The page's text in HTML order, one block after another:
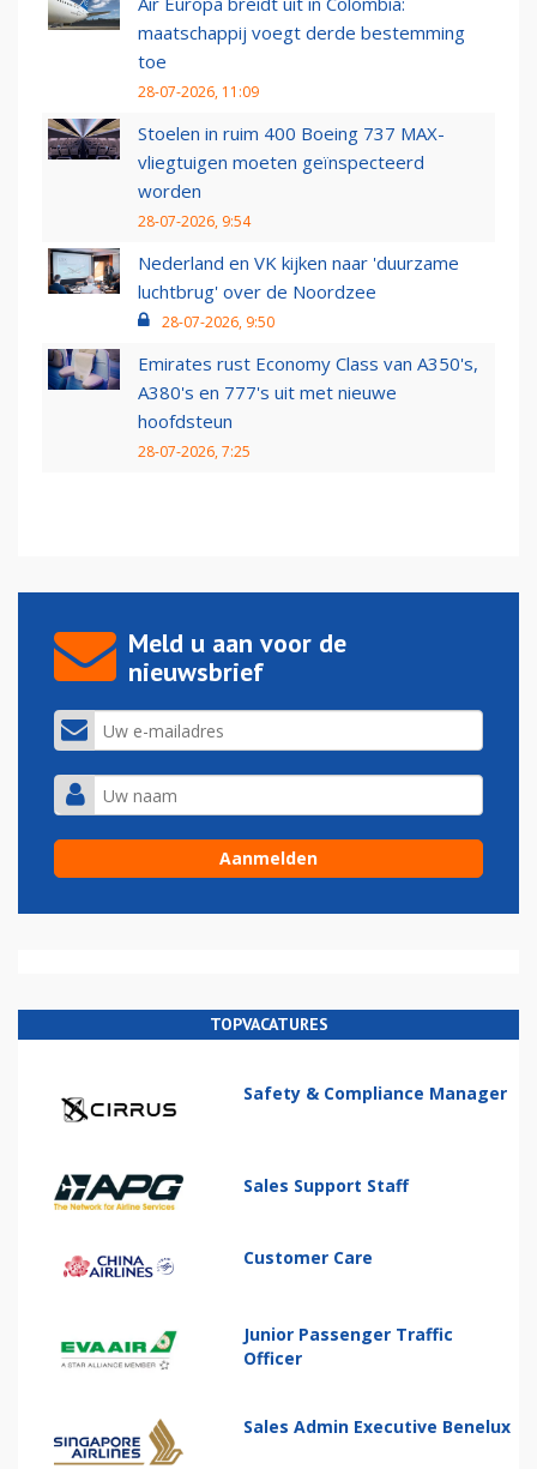
maatschappij voegt derde bestemming
toe
28-07-2026, 11:09
Stoelen in ruim 400 Boeing 737 MAX-
vliegtuigen moeten geïnspecteerd
worden
28-07-2026, 9:54
Nederland en VK kijken naar 'duurzame
luchtbrug' over de Noordzee
28-07-2026, 9:50
Emirates rust Economy Class van A350's,
A380's en 777's uit met nieuwe
hoofdsteun
28-07-2026, 7:25
Meld u aan voor de
nieuwsbrief
TOPVACATURES
Safety & Compliance Manager
Sales Support Staff
Customer Care
Junior Passenger Traffic
Officer
Sales Admin Executive Benelux